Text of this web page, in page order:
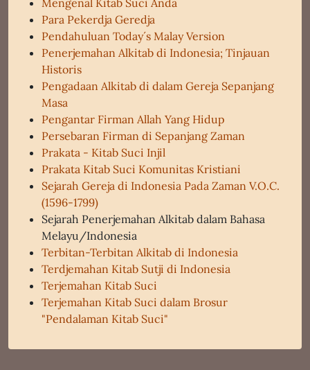
Mengenal Kitab Suci Anda
Para Pekerdja Geredja
Pendahuluan Today´s Malay Version
Penerjemahan Alkitab di Indonesia; Tinjauan
Historis
Pengadaan Alkitab di dalam Gereja Sepanjang
Masa
Pengantar Firman Allah Yang Hidup
Persebaran Firman di Sepanjang Zaman
Prakata - Kitab Suci Injil
Prakata Kitab Suci Komunitas Kristiani
Sejarah Gereja di Indonesia Pada Zaman V.O.C.
(1596-1799)
Sejarah Penerjemahan Alkitab dalam Bahasa
Melayu/Indonesia
Terbitan-Terbitan Alkitab di Indonesia
Terdjemahan Kitab Sutji di Indonesia
Terjemahan Kitab Suci
Terjemahan Kitab Suci dalam Brosur
"Pendalaman Kitab Suci"